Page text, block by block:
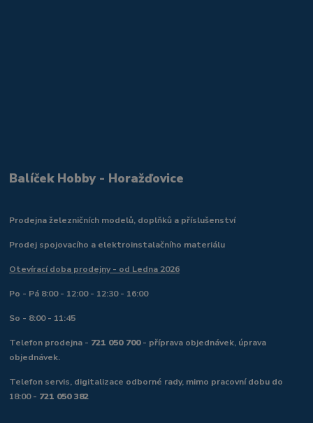
Balíček Hobby - Horažďovice
Prodejna železničních modelů, doplňků a příslušenství
Prodej spojovacího a elektroinstalačního materiálu
Otevírací doba prodejny - od Ledna 2026
Po - Pá 8:00 - 12:00 - 12:30 - 16:00
So - 8:00 - 11:45
Telefon prodejna - 721 050 700- příprava objednávek, úprava
objednávek.
Telefon servis, digitalizace odborné rady, mimo pracovní dobu do
18:00 - 721 050 382